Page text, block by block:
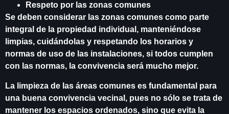
Respeto por las zonas comunes
Se deben considerar las zonas comunes como parte
integral de la propiedad individual, manteniéndose
limpias, cuidándolas y respetando los horarios y
normas de uso de las instalaciones, si todos cumplen
con las normas, la convivencia será mucho mejor.
La limpieza de las áreas comunes es fundamental para
una buena convivencia vecinal, pues no sólo se trata de
mantener los espacios ordenados, sino que evita la